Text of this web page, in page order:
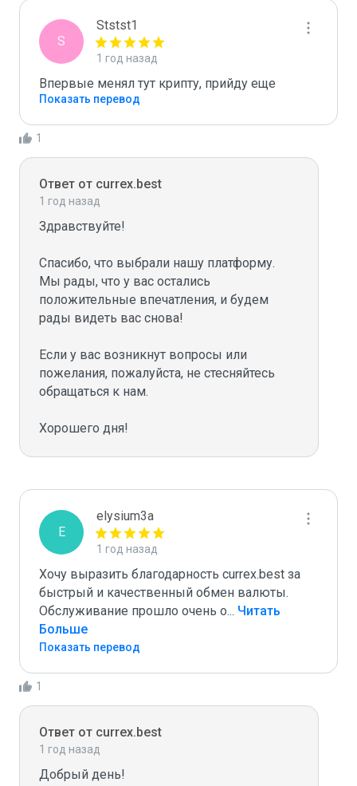
S
Ststst1
1 год назад
Впервые менял тут крипту, прийду еще
Показать перевод
1
Ответ от currex.best
1 год назад
Здравствуйте!
Спасибо, что выбрали нашу платформу.
Мы рады, что у вас остались
положительные впечатления, и будем
рады видеть вас снова!
Если у вас возникнут вопросы или
пожелания, пожалуйста, не стесняйтесь
обращаться к нам.
Хорошего дня!
E
elysium3a
1 год назад
Хочу выразить благодарность currex.best за
быстрый и качественный обмен валюты.
Обслуживание прошло очень о... Читать
Больше
Показать перевод
1
Ответ от currex.best
1 год назад
Добрый день!